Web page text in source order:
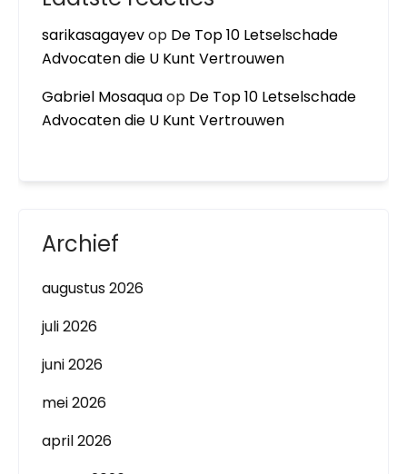
sarikasagayevop De Top 10 Letselschade
Advocaten die U Kunt Vertrouwen
Gabriel Mosaquaop De Top 10 Letselschade
Advocaten die U Kunt Vertrouwen
Archief
augustus 2026
juli 2026
juni 2026
mei 2026
april 2026